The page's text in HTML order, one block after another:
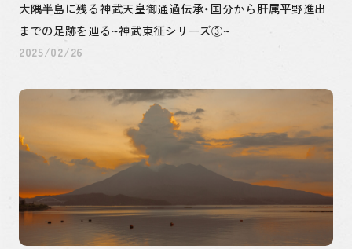
大隅半島に残る神武天皇御通過伝承・国分から肝属平野進出
までの足跡を辿る~神武東征シリーズ③~
2025/02/26